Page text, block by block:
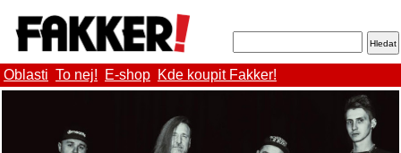
Oblasti To nej! E-shop Kde koupit Fakker!